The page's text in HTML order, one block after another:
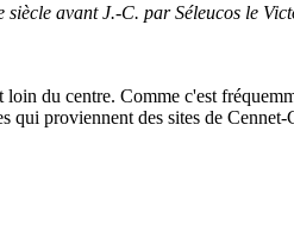
avant J.-C. par Séleucos le
du centre. Comme c'est
qui proviennent des sites de